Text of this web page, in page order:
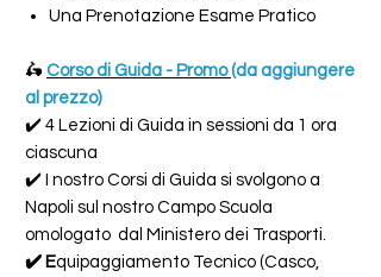
Una Prenotazione Esame Pratico
🛵 Corso di Guida - Promo (da aggiungere
al prezzo)
✔️ 4 Lezioni di Guida in sessioni da 1 ora
ciascuna
✔️ I nostro Corsi di Guida si svolgono a
Napoli sul nostro Campo Scuola
omologato dal Ministero dei Trasporti.
✔️ Equipaggiamento Tecnico (Casco,